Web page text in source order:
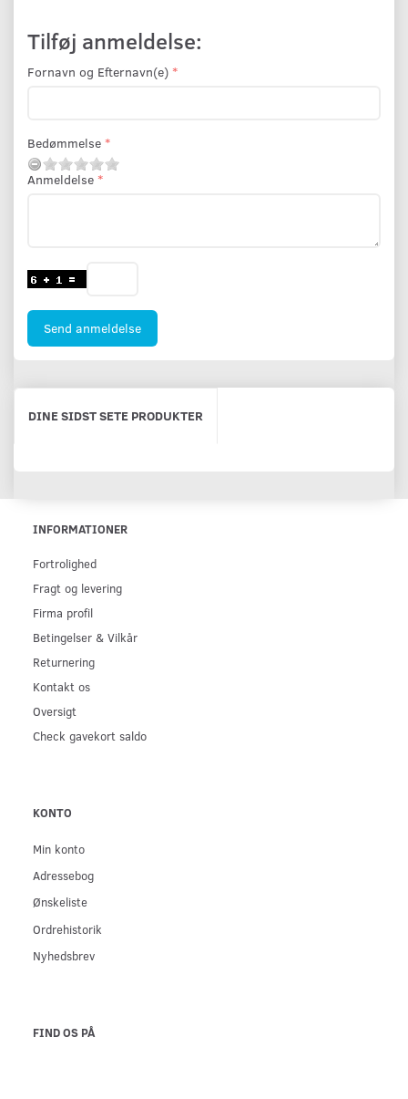
Tilføj anmeldelse:
Fornavn og Efternavn(e)
Bedømmelse
Anmeldelse
Send anmeldelse
DINE SIDST SETE PRODUKTER
INFORMATIONER
Fortrolighed
Fragt og levering
Firma profil
Betingelser & Vilkår
Returnering
Kontakt os
Oversigt
Check gavekort saldo
KONTO
Min konto
Adressebog
Ønskeliste
Ordrehistorik
Nyhedsbrev
FIND OS PÅ